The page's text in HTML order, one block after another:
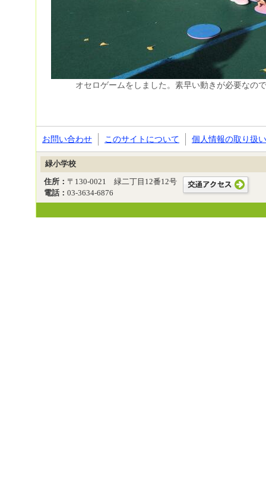
オセロゲームをしました。素早い動きが必要なの
お問い合わせ このサイトについて 個人情報の取り扱い
緑小学校
住所： 〒130-0021 緑二丁目12番12号
電話： 03-3634-6876